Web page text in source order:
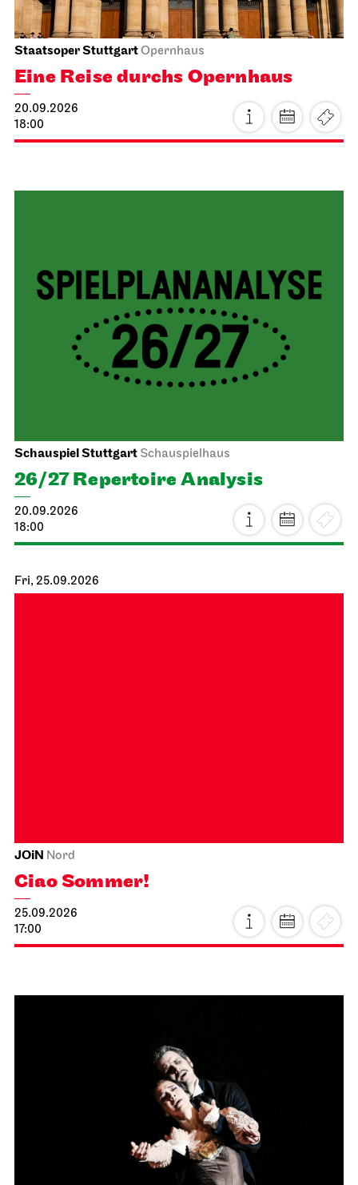
Staatsoper StuttgartOpernhaus
Eine Reise durchs Opernhaus
20.09.2026
18:00
Schauspiel Stuttgart Schauspielhaus
26/27 Repertoire Analysis
20.09.2026
18:00
Fri, 25.09.2026
JOiN Nord
Ciao Sommer!
25.09.2026
17:00